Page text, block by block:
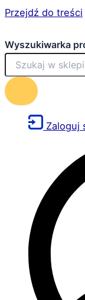
Przejdź do treści
Wyszukiwarka
Zaloguj